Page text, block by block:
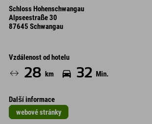
Schloss Hohenschwangau
Alpseestraße 30
87645 Schwangau
Vzdálenost od hotelu
28 km 32 Min.
Další informace
webové stránky